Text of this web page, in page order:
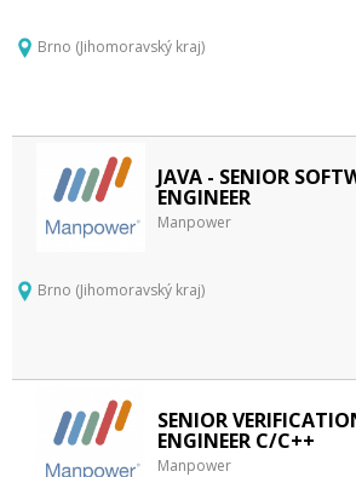
Brno (Jihomoravský kraj)
JAVA - SENIOR
ENGINEER
Manpower
Brno (Jihomoravský kraj)
SENIOR
ENGINEER C/C++
Manpower